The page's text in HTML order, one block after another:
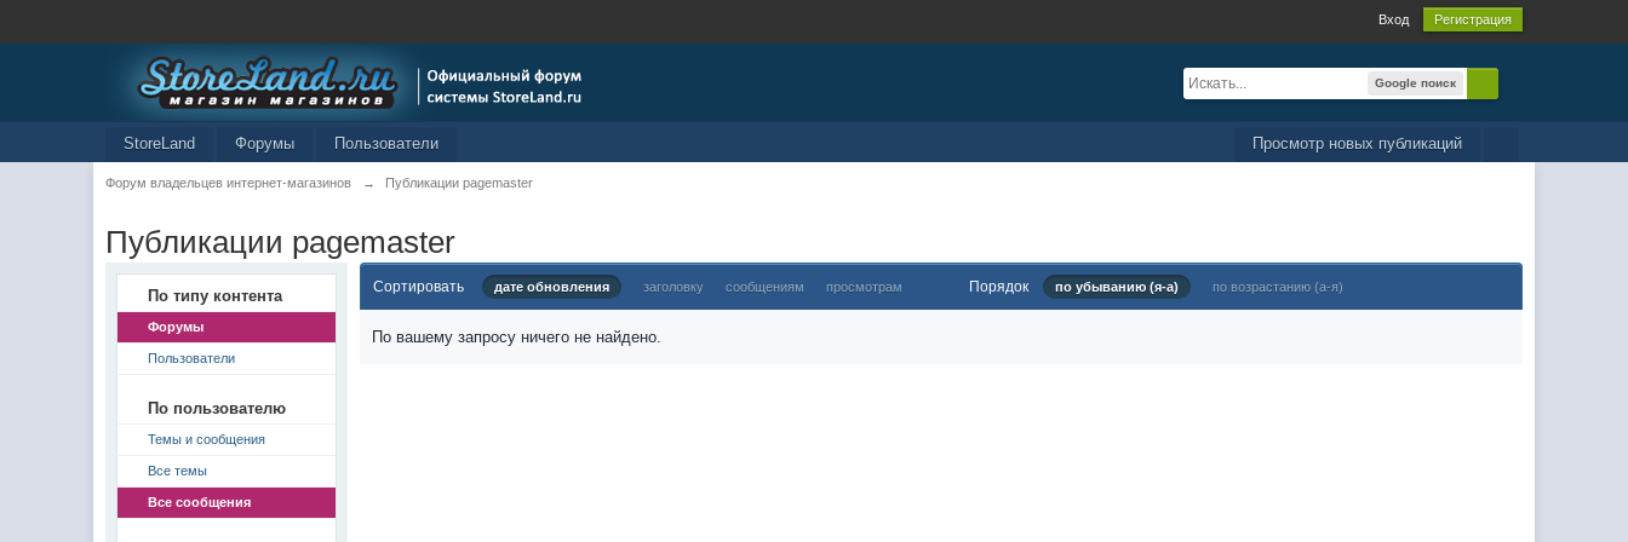
Вход Регистрация
Google поиск
Просмотр новых публикаций
StoreLand Форумы Пользователи
Форум владельцев интернет-магазинов → Публикации pagemaster
Публикации pagemaster
По типу контента
Форумы
Пользователи
По пользователю
Темы и сообщения
Все темы
Все сообщения
Сортировать дате обновления заголовку сообщениям просмотрам Порядок по убыванию (я-а) по возрастанию (а-я)
По вашему запросу ничего не найдено.